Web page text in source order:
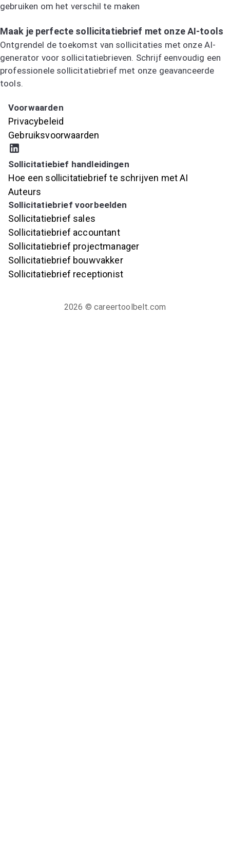
gebruiken om het verschil te maken
Maak je perfecte sollicitatiebrief met onze AI-tools
Ontgrendel de toekomst van sollicitaties met onze AI-
generator voor sollicitatiebrieven. Schrijf eenvoudig een
professionele sollicitatiebrief met onze geavanceerde
tools.
Voorwaarden
Privacybeleid
Gebruiksvoorwaarden
Sollicitatiebief handleidingen
Hoe een sollicitatiebrief te schrijven met AI
Auteurs
Sollicitatiebrief voorbeelden
Sollicitatiebrief sales
Sollicitatiebrief accountant
Sollicitatiebrief projectmanager
Sollicitatiebrief bouwvakker
Sollicitatiebrief receptionist
2026 © careertoolbelt.com